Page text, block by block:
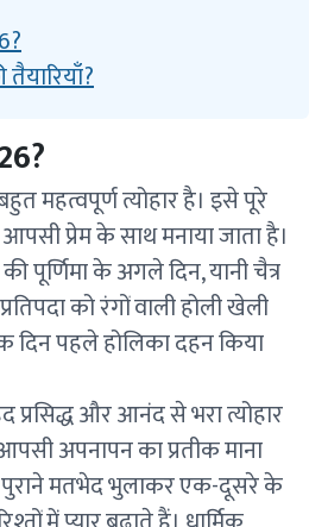
महत्वपूर्ण त्योहार है। इसे पूरे
प्रेम के साथ मनाया जाता है।
पूर्णिमा के अगले दिन, यानी चैत्र
को रंगों वाली होली खेली
दिन पहले होलिका दहन किया
प्रसिद्ध और आनंद से भरा त्योहार
अपनापन का प्रतीक माना
पुराने मतभेद भुलाकर एक-दूसरे के